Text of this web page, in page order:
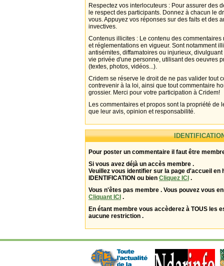
Respectez vos interlocuteurs : Pour assurer des
le respect des participants. Donnez à chacun le
vous. Appuyez vos réponses sur des faits et des
invectives.
Contenus illicites : Le contenu des
et réglementations en vigueur. Sont notamment
antisémites, diffamatoires ou injurieux,
vie privée d'une personne, utilisant des oeuvres
(textes, photos, vidéos...).
Cridem se réserve le droit de ne pas valider tout
contrevenir à la loi, ainsi que tout commentaire
grossier. Merci pour votre participation à Cridem!
Les commentaires et propos sont la propriété de
que leur avis, opinion et responsabilité.
Pour poster un commentaire il faut être
Si vous avez déjà un accès membre .
Veuillez vous identifier sur la page d'accueil en
IDENTIFICATION ou bien Cliquez ICI .
Vous n'êtes pas membre . Vous pouvez vous
Cliquant ICI .
En étant membre vous accèderez à TOUS les
aucune restriction .